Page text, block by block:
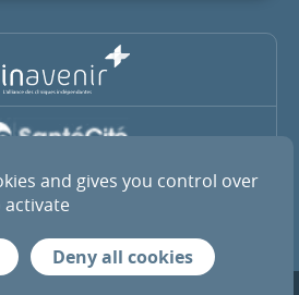
membre du groupe coopératif SantéCité
l’alliance ClinAvenir
and gives you control over
Deny all cookies